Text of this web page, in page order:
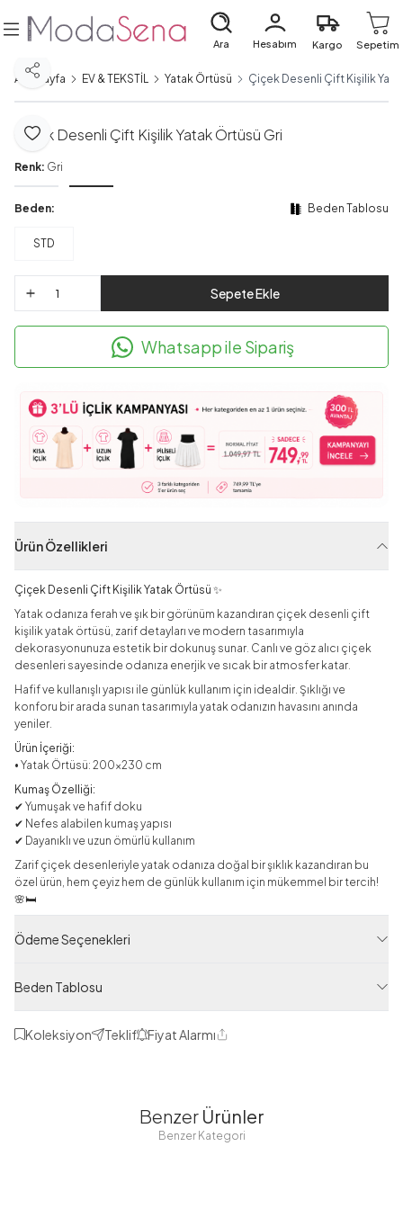
Ara Hesabım Kargo Sepetim
Ana Sayfa EV & TEKSTİL Yatak Örtüsü Çiçek Desenli Çift Kişilik
Favoriye Ekle
Paylaş
Çiçek Desenli Çift Kişilik Yatak Örtüsü Gri
Renk: Gri
Beden: Beden Tablosu
STD
Sepete Ekle
Whatsapp ile Sipariş
Ürün Özellikleri
Çiçek Desenli Çift Kişilik Yatak Örtüsü ✨
Yatak odanıza ferah ve şık bir görünüm kazandıran çiçek desenli çift
kişilik yatak örtüsü, zarif detayları ve modern tasarımıyla
dekorasyonunuza estetik bir dokunuş sunar. Canlı ve göz alıcı çiçek
desenleri sayesinde odanıza enerjik ve sıcak bir atmosfer katar.
Hafif ve kullanışlı yapısı ile günlük kullanım için idealdir. Şıklığı ve
konforu bir arada sunan tasarımıyla yatak odanızın havasını anında
yeniler.
Ürün İçeriği:
• Yatak Örtüsü: 200x230 cm
Kumaş Özelliği:
✔ Yumuşak ve hafif doku
✔ Nefes alabilen kumaş yapısı
✔ Dayanıklı ve uzun ömürlü kullanım
Zarif çiçek desenleriyle yatak odanıza doğal bir şıklık kazandıran bu
özel ürün, hem çeyiz hem de günlük kullanım için mükemmel bir tercih!
🌸🛏️
Yatak Örtüsü
Tedarikçi Ürün Kodu
Ürün Kodu
Ödeme Seçenekleri
Beden Tablosu
Koleksiyon Teklif Fiyat AlarmıPaylaş
Benzer Ürünler
Benzer Kategori